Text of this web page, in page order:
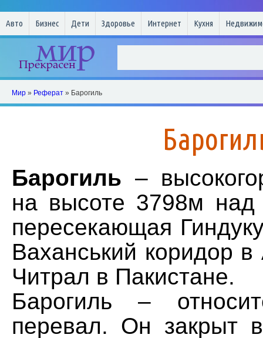
Авто Бизнес Дети Здоровье Интернет Кухня
Мир » Реферат » Барогиль
Барогиль –
на высоте 3798м
пересекающая
Ваханський коридор
Читрал в Пакистане.
Барогиль –
перевал. Он закрыт